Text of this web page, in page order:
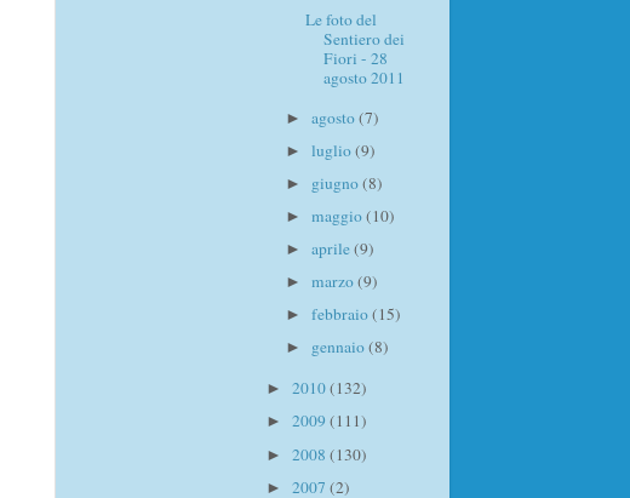
Le foto del
Sentiero dei
Fiori - 28
agosto 2011
► agosto(7)
► luglio(9)
► giugno(8)
► maggio(10)
► aprile(9)
► marzo(9)
► febbraio(15)
► gennaio(8)
► 2010(132)
► 2009 (111)
► 2008 (130)
► 2007 (2)